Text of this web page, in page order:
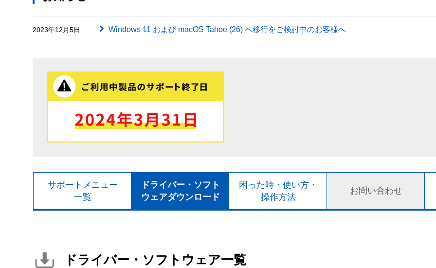
2023年12月5日 Windows 11 および macOS Tahoe (26) へ移行をご検討中のお客様へ
サポートメニュー
一覧
ドライバー・ソフト
ウェアダウンロード
困った時・使い方・
操作方法
お問い合わせ
ドライバー・ソフトウェア一覧